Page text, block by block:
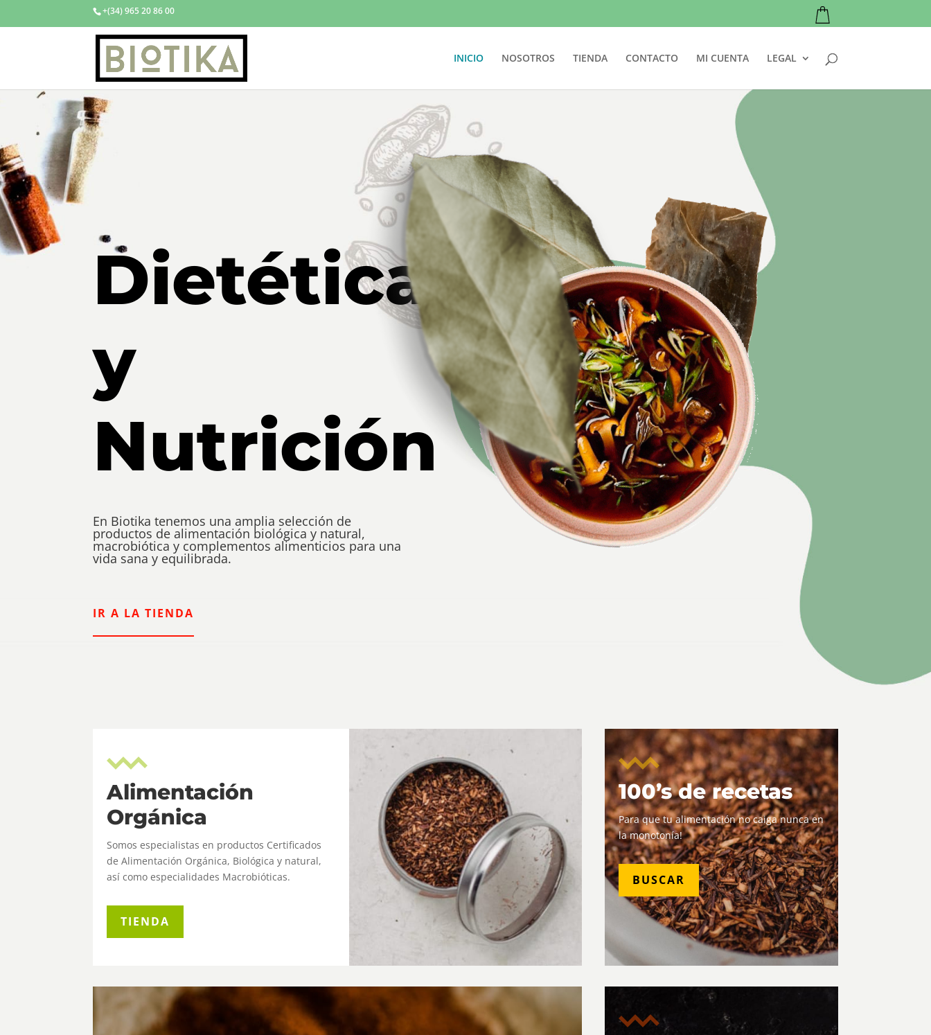
+(34) 965 20 86 00
INICIO NOSOTROS TIENDA CONTACTO MI CUENTA LEGAL
Dietética
y
Nutrición
En Biotika tenemos una amplia selección de
productos de alimentación biológica y natural,
macrobiótica y complementos alimenticios para una
vida sana y equilibrada.
IR A LA TIENDA
Alimentación
Orgánica
Somos especialistas en productos Certificados
de Alimentación Orgánica, Biológica y natural,
así como especialidades Macrobióticas.
TIENDA
100’s de recetas
Para que tu alimentación no caiga nunca en
la monotonía!
BUSCAR